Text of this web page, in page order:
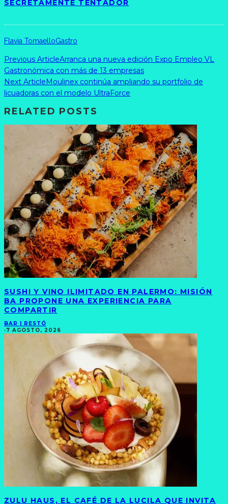
SECRETAMENTE TENTADOR
Flavia TomaelloGastro
Previous ArticleArranca una nueva edición Expo Empleo VL
Gastronómica con más de 13 empresas
Next ArticleMoulinex continúa ampliando su portfolio de
licuadoras con el modelo UltraForce
RELATED POSTS
SUSHI Y VINO ILIMITADO EN PALERMO: MISIÓN
BA PROPONE UNA EXPERIENCIA PARA
COMPARTIR
BAR | RESTÓ
·7 AGOSTO, 2026
ZULU HAUS, EL CAFÉ DE LA LUCILA QUE INVITA